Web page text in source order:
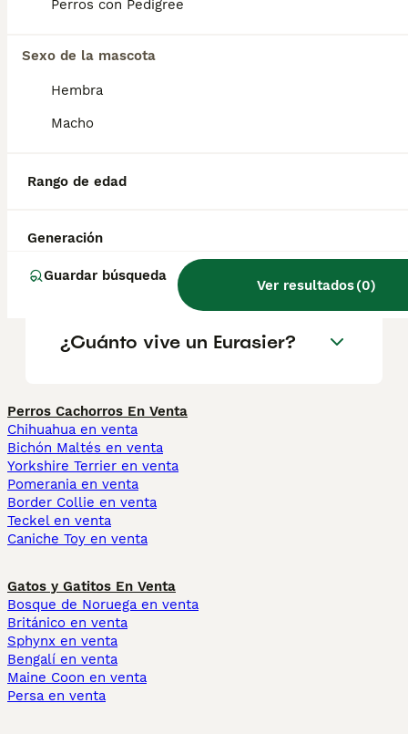
Perros con Pedigree
Sexo de la mascota
Hembra
Macho
Rango de edad
Generación
Guardar búsqueda
Ver resultados(0)
Informarse bien y comparar opciones antes
decisión.
perros?
¿Cómo es la personalidad
del Eurasier?
¿Cuánto vive un Eurasier?
Perros Cachorros En Venta
Chihuahua en venta
Bichón Maltés en venta
Yorkshire Terrier en venta
Pomerania en venta
Border Collie en venta
Teckel en venta
Caniche Toy en venta
Gatos y Gatitos En Venta
Bosque de Noruega en venta
Británico en venta
Sphynx en venta
Bengalí en venta
Maine Coon en venta
Persa en venta